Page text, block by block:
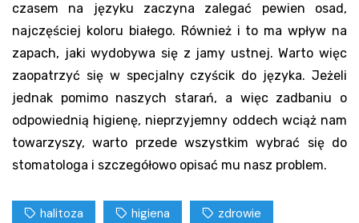
czasem na języku zaczyna zalegać pewien osad,
najczęściej koloru białego. Również i to ma wpływ na
zapach, jaki wydobywa się z jamy ustnej. Warto więc
zaopatrzyć się w specjalny czyścik do języka. Jeżeli
jednak pomimo naszych starań, a więc zadbaniu o
odpowiednią higienę, nieprzyjemny oddech wciąż nam
towarzyszy, warto przede wszystkim wybrać się do
stomatologa i szczegółowo opisać mu nasz problem.
halitoza higiena zdrowie